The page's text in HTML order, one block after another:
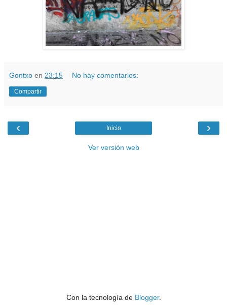
Gontxo en 23:15 No hay comentarios:
Compartir
‹ ›
Inicio
Ver versión web
Con la tecnología de Blogger.